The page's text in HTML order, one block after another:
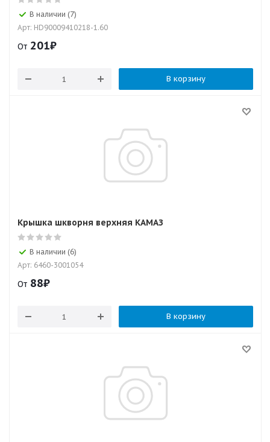
В наличии (7)
Арт: HD90009410218-1.60
От 201₽
В корзину
Крышка шкворня верхняя КАМАЗ
В наличии (6)
Арт: 6460-3001054
От 88₽
В корзину